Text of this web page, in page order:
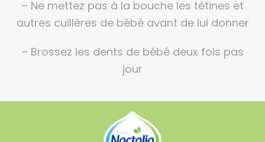
– Ne mettez pas à la bouche les tétines et
autres cuillères de bébé avant de lui donner
– Brossez les dents de bébé deux fois pas
jour